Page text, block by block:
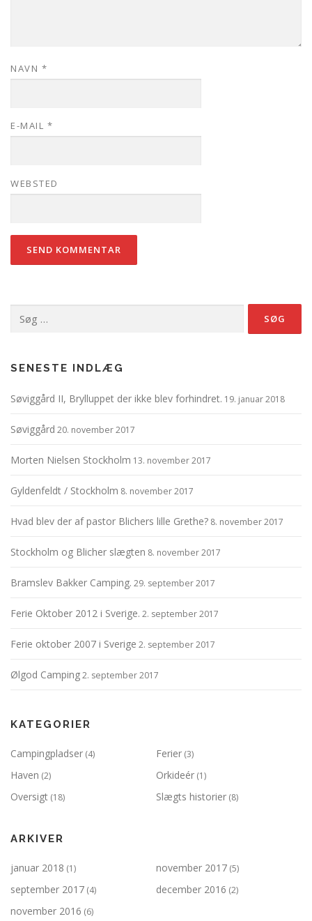
NAVN *
E-MAIL *
WEBSTED
efter:
SENESTE INDLÆG
Søviggård II, Brylluppet der ikke blev forhindret. 19. januar 2018
Søviggård 20. november 2017
Morten Nielsen Stockholm 13. november 2017
Gyldenfeldt / Stockholm 8. november 2017
Hvad blev der af pastor Blichers lille Grethe? 8. november 2017
Stockholm og Blicher slægten 8. november 2017
Bramslev Bakker Camping. 29. september 2017
Ferie Oktober 2012 i Sverige. 2. september 2017
Ferie oktober 2007 i Sverige 2. september 2017
Ølgod Camping2. september 2017
KATEGORIER
Campingpladser (4) Ferier (3)
Haven (2) Orkideér (1)
Oversigt (18) Slægts historier (8)
ARKIVER
januar 2018 (1) november 2017 (5)
september 2017 (4) december 2016 (2)
november 2016 (6)